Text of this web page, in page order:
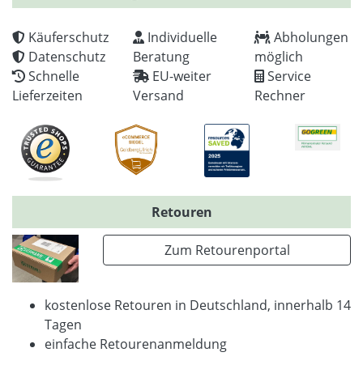
Käuferschutz
Datenschutz
Schnelle
Lieferzeiten
Individuelle
Beratung
EU-weiter
Versand
Abholungen
möglich
Service
Rechner
Retouren
Zum Retourenportal
kostenlose Retouren in Deutschland, innerhalb 14
Tagen
einfache Retourenanmeldung